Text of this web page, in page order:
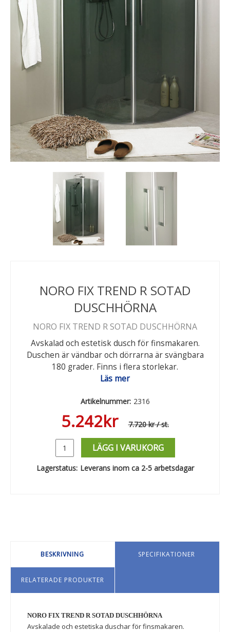
NORO FIX TREND R SOTAD
DUSCHHÖRNA
NORO FIX TREND R SOTAD DUSCHHÖRNA
Avskalad och estetisk dusch för finsmakaren.
Duschen är vändbar och dörrarna är svängbara
180 grader. Finns i flera storlekar.
Läs mer
Artikelnummer: 2316
5.242kr 7.720 kr/ st.
LÄGG I VARUKORG
Lagerstatus: Leverans inom ca 2-5 arbetsdagar
BESKRIVNING SPECIFIKATIONER
RELATERADE PRODUKTER
NORO FIX TREND R SOTAD DUSCHHÖRNA
Avskalade och estetiska duschar för finsmakaren.